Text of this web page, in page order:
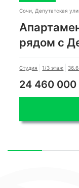
Сочи, Депутатская
рядом с
Студия 1/3 этаж
24 460 000